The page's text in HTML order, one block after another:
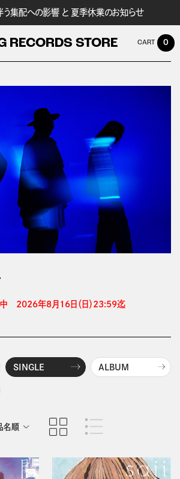
う集配への影響 と 夏季休業のお知らせ
RECORDS STORE 0
　2026年8月16日（日）23:59迄
SINGLE ALBUM
名順